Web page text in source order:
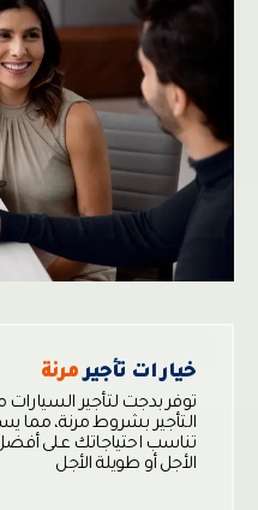
خيارات تأجيرمرنة
توفر بدجت لتأجير
التأجير بشروط مرنة، مما
تناسب احتياجاتك على
الأجل أو طويلة الأجل